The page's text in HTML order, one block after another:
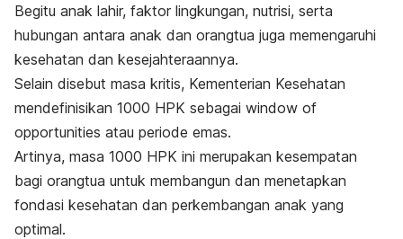
Begitu anak lahir, faktor lingkungan, nutrisi, serta
hubungan antara anak dan orangtua juga memengaruhi
kesehatan dan kesejahteraannya.
Selain disebut masa kritis, Kementerian Kesehatan
mendefinisikan 1000 HPK sebagai window of
opportunities atau periode emas.
Artinya, masa 1000 HPK ini merupakan kesempatan
bagi orangtua untuk membangun dan menetapkan
fondasi kesehatan dan perkembangan anak yang
optimal.